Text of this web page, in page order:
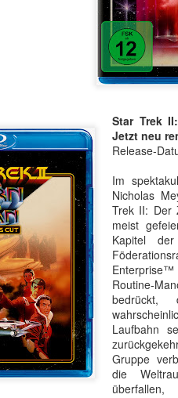
Star Trek
Jetzt neu
Release-
Im
Nicholas
Trek II: Der
meist
Kapitel
Routine-
bedrückt,
Laufbahn
Gruppe
die
Terminator
Labels:
1
Review zu Nolans
Nach Jahren
brillanten Storys
Nolan zuletzt
Oppenheimer –
Filme, an denen
Interstellar, The
stärker überzeugt.